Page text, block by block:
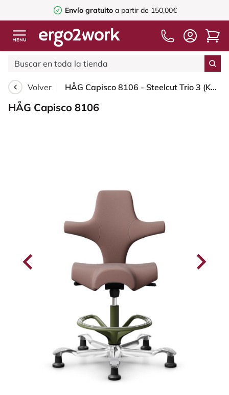
Envío gratuito a partir de 150,00€
Volver HÅG Capisco 8106 - Steelcut Trio 3 (Kvadrat) - Lana / Poliamida - STT645 - Dusty red - Moss Grey - 265 mm (seat height 53-79cm) - Glides
HÅG Capisco 8106